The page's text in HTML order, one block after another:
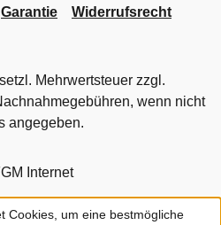
Garantie Widerrufsrecht
Mehrwertsteuer zzgl.
wenn nicht
angegeben.
Internet
Cookies, um eine bestmögliche